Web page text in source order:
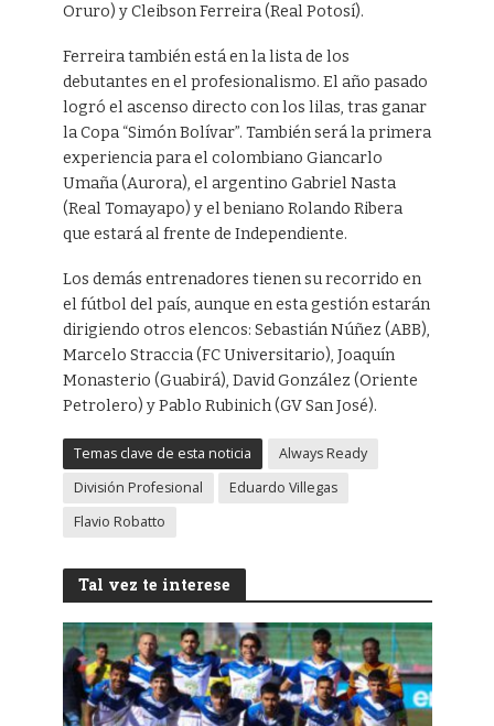
Oruro) y Cleibson Ferreira (Real Potosí).
Ferreira también está en la lista de los
debutantes en el profesionalismo. El año pasado
logró el ascenso directo con los lilas, tras ganar
la Copa “Simón Bolívar”. También será la primera
experiencia para el colombiano Giancarlo
Umaña (Aurora), el argentino Gabriel Nasta
(Real Tomayapo) y el beniano Rolando Ribera
que estará al frente de Independiente.
Los demás entrenadores tienen su recorrido en
el fútbol del país, aunque en esta gestión estarán
dirigiendo otros elencos: Sebastián Núñez (ABB),
Marcelo Straccia (FC Universitario), Joaquín
Monasterio (Guabirá), David González (Oriente
Petrolero) y Pablo Rubinich (GV San José).
Temas clave de esta noticia
Always Ready
División Profesional
Eduardo Villegas
Flavio Robatto
Tal vez te interese